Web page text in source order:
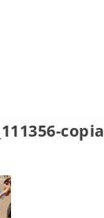
copia